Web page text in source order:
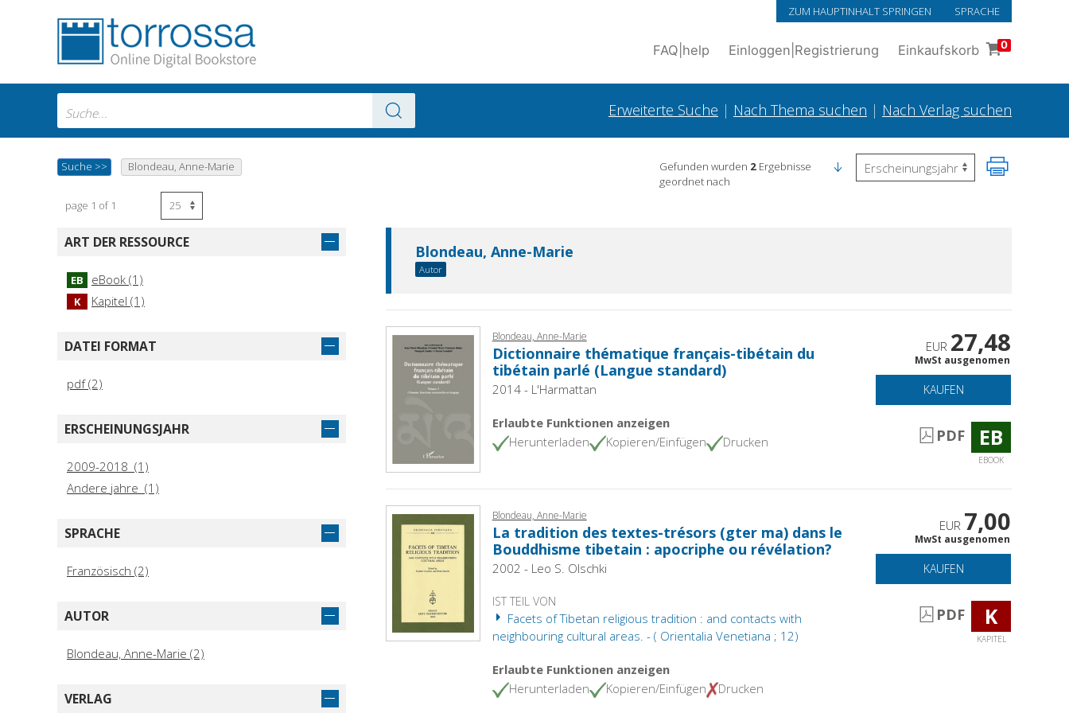
ZUM HAUPTINHALT SPRINGEN SPRACHE
FAQ help Einloggen Registrierung Einkaufskorb 0
Erweiterte Suche | Nach Thema suchen | Nach Verlag suchen
Suche >> Blondeau, Anne-Marie Gefunden wurden 2 Ergebnisse
geordnet nach
page 1 of 1
ART DER RESSOURCE
EB eBook (1)
K Kapitel (1)
DATEI FORMAT
pdf (2)
ERSCHEINUNGSJAHR
2009-2018 (1)
Andere jahre (1)
SPRACHE
Französisch (2)
AUTOR
Blondeau, Anne-Marie (2)
VERLAG
Blondeau, Anne-Marie
Autor
Blondeau, Anne-Marie
Dictionnaire thématique français-tibétain du
tibétain parlé (Langue standard)
2014 - L'Harmattan
Erlaubte Funktionen anzeigen
Herunterladen
Kopieren/Einfügen Drucken
EUR 27,48
MwSt ausgenomen
KAUFEN
PDF EB
EBOOK
Blondeau, Anne-Marie
La tradition des textes-trésors (gter ma) dans le
Bouddhisme tibetain : apocriphe ou révélation?
2002 - Leo S. Olschki
IST TEIL VON
Facets of Tibetan religious tradition : and contacts with
neighbouring cultural areas. - ( Orientalia Venetiana ; 12)
Erlaubte Funktionen anzeigen
Herunterladen
Kopieren/Einfügen Drucken
EUR 7,00
MwSt ausgenomen
KAUFEN
PDF K
KAPITEL